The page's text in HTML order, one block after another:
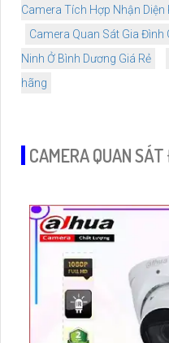
Camera Tích Hợp Nhận
Camera Quan Sát Gia Đình
Ninh Ở Bình Dương Giá Rẻ
hãng
CAMERA QUAN